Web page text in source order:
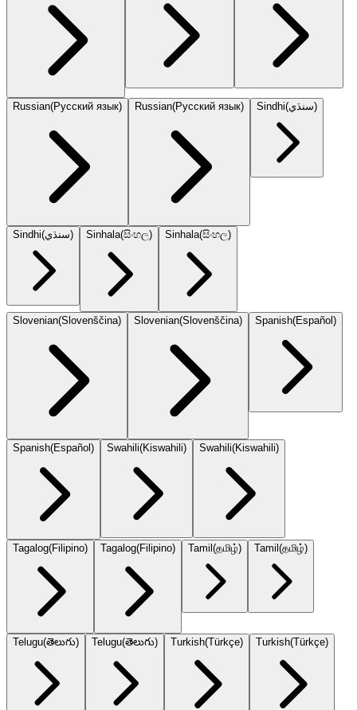
Russian(Русский язык) Russian(Русский язык) Sindhi(سنڌي)
Sindhi(سنڌي) Sinhala(සිංහල) Sinhala(සිංහල)
Slovenian(Slovenščina) Slovenian(Slovenščina) Spanish(Español)
Spanish(Español) Swahili(Kiswahili) Swahili(Kiswahili)
Tagalog(Filipino) Tagalog(Filipino) Tamil(தமிழ்) Tamil(தமிழ்)
Telugu(తెలుగు) Telugu(తెలుగు) Turkish(Türkçe) Turkish(Türkçe)